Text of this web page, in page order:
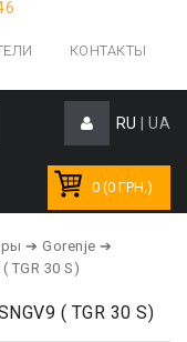
КОНТАКТЫ
RU UA
0 (0 ГРН.)
➔ Gorenje ➔
TGR 30 S)
( TGR 30 S)